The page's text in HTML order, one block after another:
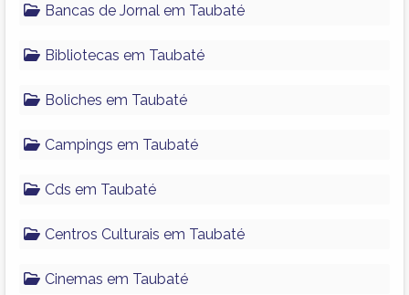
Bancas de Jornal em Taubaté
Bibliotecas em Taubaté
Boliches em Taubaté
Campings em Taubaté
Cds em Taubaté
Centros Culturais em Taubaté
Cinemas em Taubaté